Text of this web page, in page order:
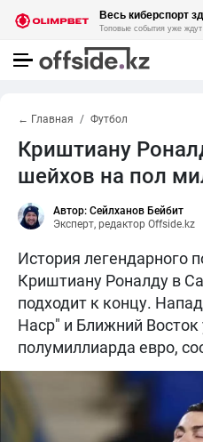
← Главная Футбол
Криштиану
шейхов на пол
Автор: Сейлханов Бейбит
Эксперт, редактор Offside.kz
История легендарного
Криштиану Роналду в
подходит к концу.
Наср" и Ближний Восток
полумиллиарда евро,